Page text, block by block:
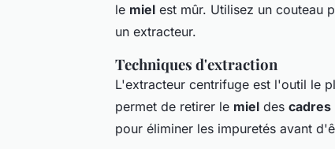
le miel est mûr. Utilisez un couteau
un extracteur.
Techniques d'extraction
L'extracteur centrifuge est l'outil le
permet de retirer le miel des cadres
pour éliminer les impuretés avant